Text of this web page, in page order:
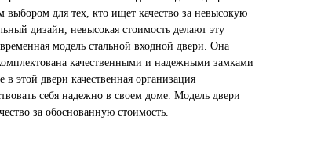
выбором для тех, кто ищет качество за невысокую
дизайн, невысокая стоимость делают эту
модель стальной входной двери. Она
качественными и надежными замками
этой двери качественная организация
себя надежно в своем доме. Модель двери
за обоснованную стоимость.